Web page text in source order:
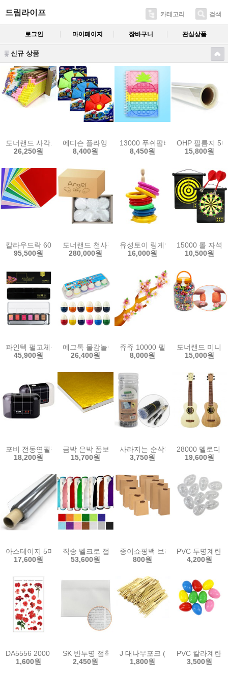
드림라이프 카테고리 검색
로그인 마이페이지 장바구니 관심상품
신규 상품
도너랜드 사각모양 수수깡 벌크형 (300P)
26,250원
에디슨 플라잉 디스크볼 LED 색상랜덤
8,400원
13000 푸쉬팝버블 파인애플 노트
8,450원
OHP 필름지 5
15,800원
칼라우드락 60x90cm 5T 30장 1박스
95,500원
도너랜드 천사점토 6kg 대용량
280,000원
유성토이 링게임 (고리던지기)
16,000원
15000 롤 자석
10,500원
파인텍 펄고체물감 6색 / F0603
45,900원
에그톡 물감놀이 피카소 12색
26,400원
쥬쥬 10000 펠트완성품 벚꽃가지
8,000원
도너랜드 미니
15,000원
포비 전동연필깎이 V3 / 색상랜덤
18,200원
금박 은박 폼보드 양면 60x90cm 5T 1장
15,700원
사라지는 순삭펜 전용리필심
3,750원
28000 멜로디
19,600원
아스테이지 5마 (90x450cm) / 0.3mm
17,600원
직송 벨크로 접착 융천 5마 1롤 (105cmx4.5M)
53,600원
종이쇼핑백 브라운 에코 낱개 / 선
800원
PVC 투명계란
4,200원
DA5556 2000 압화스티커 제라늄
1,600원
SK 반투명 점착메모지 소(100x75mm) 50매
2,450원
J 대나무포크 (100개입)
1,800원
PVC 칼라계란
3,500원